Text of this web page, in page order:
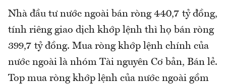
Nhà đầu tư nước ngoài bán ròng 440,7 tỷ đồng,
tính riêng giao dịch khớp lệnh thì họ bán ròng
399,7 tỷ đồng. Mua ròng khớp lệnh chính của
nước ngoài là nhóm Tài nguyên Cơ bản, Bán lẻ.
Top mua ròng khớp lệnh của nước ngoài gồm